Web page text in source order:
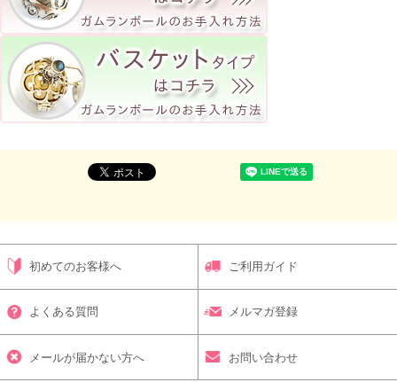
初めてのお客様へ ご利用ガイド
よくある質問 メルマガ登録
メールが届かない方へ お問い合わせ